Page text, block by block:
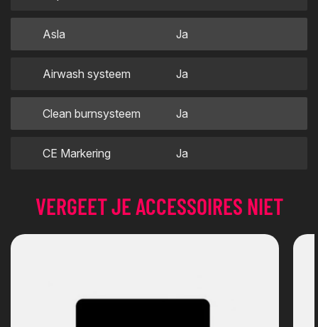
Asla Ja
Airwash systeem Ja
Clean burnsysteem Ja
CE Markering Ja
VERGEET JE ACCESSOIRES NIET